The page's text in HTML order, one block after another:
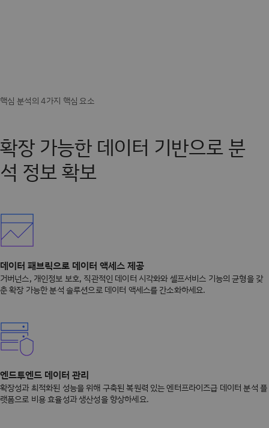
확장 가능한 데이터 기반으로 분
석 정보 확보
데이터 패브릭으로 데이터 액세스 제공
거버넌스, 개인정보 보호, 직관적인 데이터 시각화와 셀프서비스 기능의 균형을 갖
춘 확장 가능한 분석 솔루션으로 데이터 액세스를 간소화하세요.
엔드투엔드 데이터 관리
확장성과 최적화된 성능을 위해 구축된 복원력 있는 엔터프라이즈급 데이터 분석 플
랫폼으로 비용 효율성과 생산성을 향상하세요.